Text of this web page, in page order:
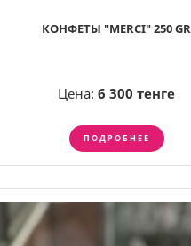
КОНФЕТЫ "MERCI" 250 GR
Цена: 6 300 тенге
ПОДРОБНЕЕ